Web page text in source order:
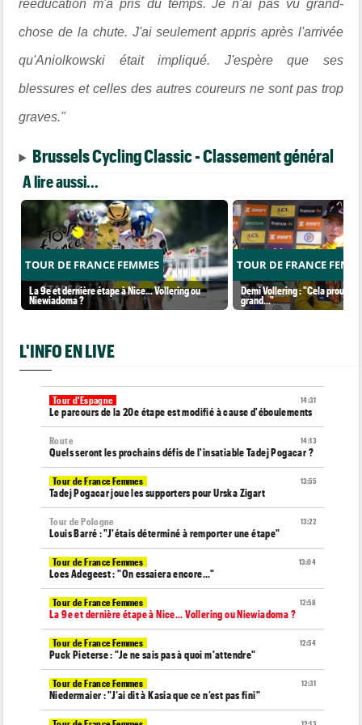
rééducation m'a pris du temps. Je n'ai pas vu grand-
chose de la chute. J'ai seulement appris après l'arrivée
qu'Aniolkowski était impliqué. J'espère que ses
blessures et celles des autres coureurs ne sont pas trop
graves."
Brussels Cycling Classic - Classement général
A lire aussi...
TOUR DE FRANCE FEMMES
La 9e et dernière étape à Nice... Vollering ou
Niewiadoma ?
TOUR DE FRANCE
Demi Vollering : "Cela prouve
grand..."
L'INFO EN LIVE
14:31
Tour d'Espagne
Le parcours de la 20e étape est modifié à cause d'éboulements
14:13
Route
Quels seront les prochains défis de l'insatiable Tadej Pogacar ?
13:55
Tour de France Femmes
Tadej Pogacar joue les supporters pour Urska Zigart
13:22
Tour de Pologne
Louis Barré : "J'étais déterminé à remporter une étape"
13:04
Tour de France Femmes
Loes Adegeest : "On essaiera encore..."
12:58
Tour de France Femmes
La 9e et dernière étape à Nice... Vollering ou Niewiadoma ?
12:54
Tour de France Femmes
Puck Pieterse : "Je ne sais pas à quoi m'attendre"
12:31
Tour de France Femmes
Niedermaier : "J’ai dit à Kasia que ce n’est pas fini"